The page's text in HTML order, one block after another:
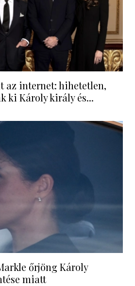
az internet: hihetetlen,
ki Károly király és...
őrjöng Károly
miatt